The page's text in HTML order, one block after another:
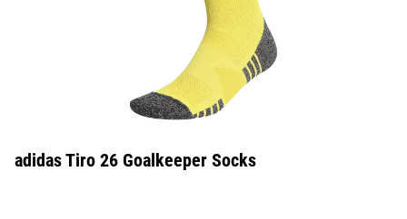
adidas Tiro 26 Goalkeeper Socks